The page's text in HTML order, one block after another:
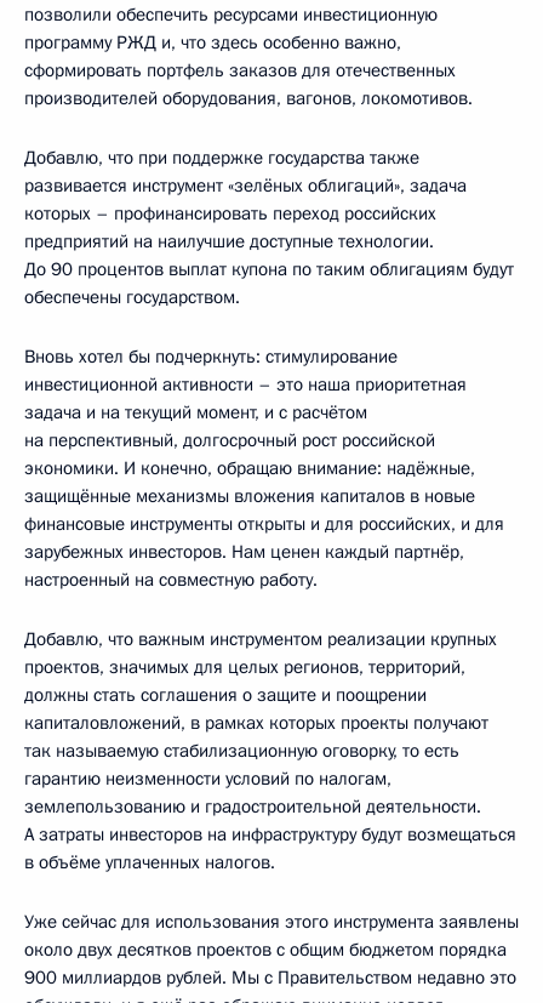
позволили обеспечить ресурсами инвестиционную
программу РЖД и, что здесь особенно важно,
сформировать портфель заказов для отечественных
производителей оборудования, вагонов, локомотивов.
Добавлю, что при поддержке государства также
развивается инструмент «зелёных облигаций», задача
которых – профинансировать переход российских
предприятий на наилучшие доступные технологии.
До 90 процентов выплат купона по таким облигациям будут
обеспечены государством.
Вновь хотел бы подчеркнуть: стимулирование
инвестиционной активности – это наша приоритетная
задача и на текущий момент, и с расчётом
на перспективный, долгосрочный рост российской
экономики. И конечно, обращаю внимание: надёжные,
защищённые механизмы вложения капиталов в новые
финансовые инструменты открыты и для российских, и для
зарубежных инвесторов. Нам ценен каждый партнёр,
настроенный на совместную работу.
Добавлю, что важным инструментом реализации крупных
проектов, значимых для целых регионов, территорий,
должны стать соглашения о защите и поощрении
капиталовложений, в рамках которых проекты получают
так называемую стабилизационную оговорку, то есть
гарантию неизменности условий по налогам,
землепользованию и градостроительной деятельности.
А затраты инвесторов на инфраструктуру будут возмещаться
в объёме уплаченных налогов.
Уже сейчас для использования этого инструмента заявлены
около двух десятков проектов с общим бюджетом порядка
900 миллиардов рублей. Мы с Правительством недавно это